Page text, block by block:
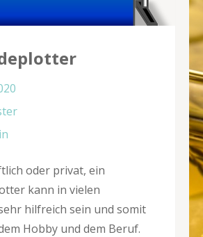
oder privat, ein
kann in vielen
hilfreich sein und somit
Hobby und dem Beruf.